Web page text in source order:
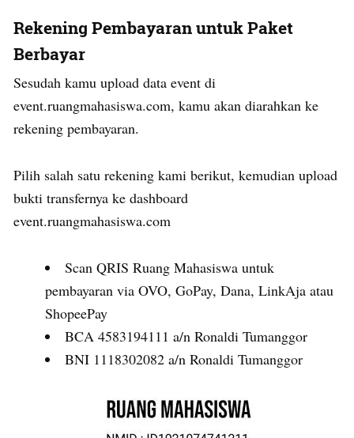
Rekening Pembayaran untuk Paket
Berbayar
Sesudah kamu upload data event di
event.ruangmahasiswa.com, kamu akan diarahkan ke
rekening pembayaran.
Pilih salah satu rekening kami berikut, kemudian upload
bukti transfernya ke dashboard
event.ruangmahasiswa.com
Scan QRIS Ruang Mahasiswa untuk
pembayaran via OVO, GoPay, Dana, LinkAja atau
ShopeePay
BCA 4583194111 a/n Ronaldi Tumanggor
BNI 1118302082 a/n Ronaldi Tumanggor